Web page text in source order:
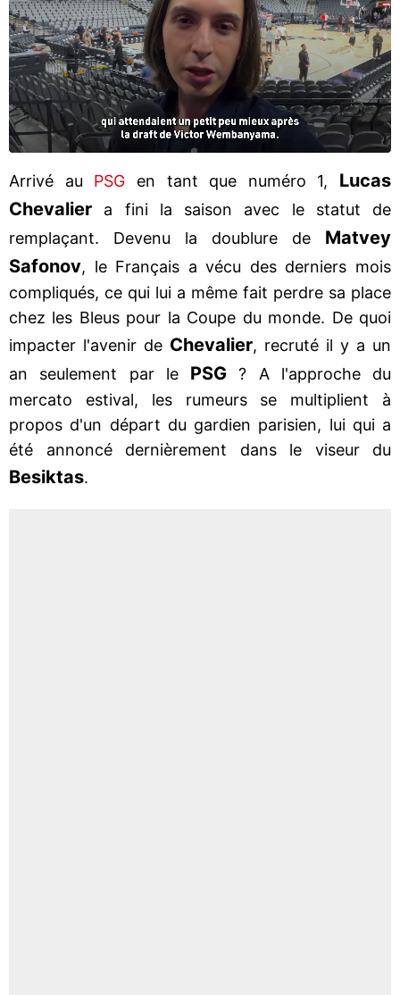
Arrivé au PSG en tant que numéro 1, Lucas
Chevalier a fini la saison avec le statut de
remplaçant. Devenu la doublure de Matvey
Safonov, le Français a vécu des derniers mois
compliqués, ce qui lui a même fait perdre sa place
chez les Bleus pour la Coupe du monde. De quoi
impacter l'avenir de Chevalier, recruté il y a un
an seulement par le PSG ? A l'approche du
mercato estival, les rumeurs se multiplient à
propos d'un départ du gardien parisien, lui qui a
été annoncé dernièrement dans le viseur du
Besiktas.